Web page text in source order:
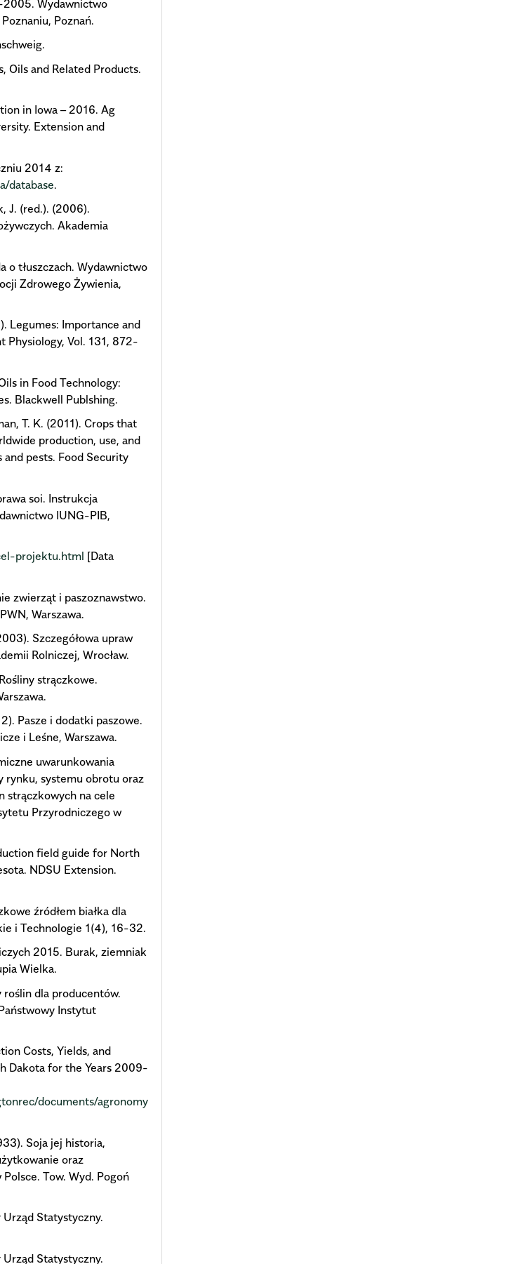
2005. Wydawnictwo
Poznań.
Oils and Related Products.
in Iowa – 2016. Ag
Extension and
2014 z:
database.
J. (red.). (2006).
Akademia
o tłuszczach. Wydawnictwo
Zdrowego Żywienia,
Legumes: Importance and
Physiology, Vol. 131, 872-
in Food Technology:
Blackwell Publshing.
T. K. (2011). Crops that
production, use, and
pests. Food Security
soi. Instrukcja
IUNG-PIB,
projektu.html [Data
zwierząt i paszoznawstwo.
Warszawa.
Szczegółowa upraw
Rolniczej, Wrocław.
strączkowe.
Pasze i dodatki paszowe.
i Leśne, Warszawa.
uwarunkowania
systemu obrotu oraz
strączkowych na cele
Przyrodniczego w
field guide for North
NDSU Extension.
źródłem białka dla
i Technologie 1(4), 16-32.
2015. Burak, ziemniak
Wielka.
dla producentów.
Instytut
Costs, Yields, and
Dakota for the Years 2009-
documents/agronomy
Soja jej historia,
oraz
Tow. Wyd. Pogoń
Statystyczny.
Statystyczny.